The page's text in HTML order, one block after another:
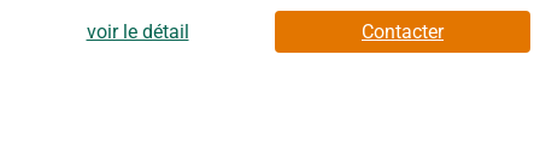
pleinement des extérieurs.Ce terrain permet un projet
personnalisé selon vos envies, dans un environnement calme et
adapté à la création d'un espace de vie à votre image.Il est vendu
voir le détail Contacter